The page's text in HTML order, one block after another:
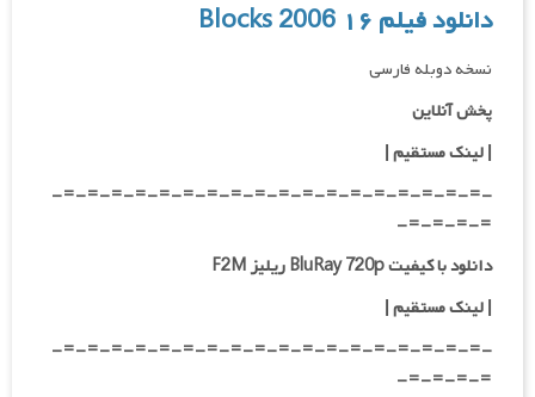
دانلود فیلم ۱۶ Blocks 2006
نسخه دوبله فارسی
پخش آنلاین
| لینک مستقیم|
-=-=-=-=-=-=-=-=-=-=-=-=-=-=-=-=-=-=-
=-=-=-=-
دانلود با کیفیت BluRay 720p ریلیز F2M
| لینک مستقیم|
-=-=-=-=-=-=-=-=-=-=-=-=-=-=-=-=-=-=-
=-=-=-=-